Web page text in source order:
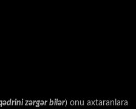
zərgər bilər) onu axtaranlara